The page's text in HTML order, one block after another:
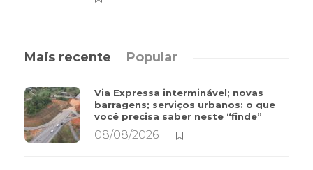
Mais recente Popular
Via Expressa interminável; novas
barragens; serviços urbanos: o que
você precisa saber neste “finde”
08/08/2026